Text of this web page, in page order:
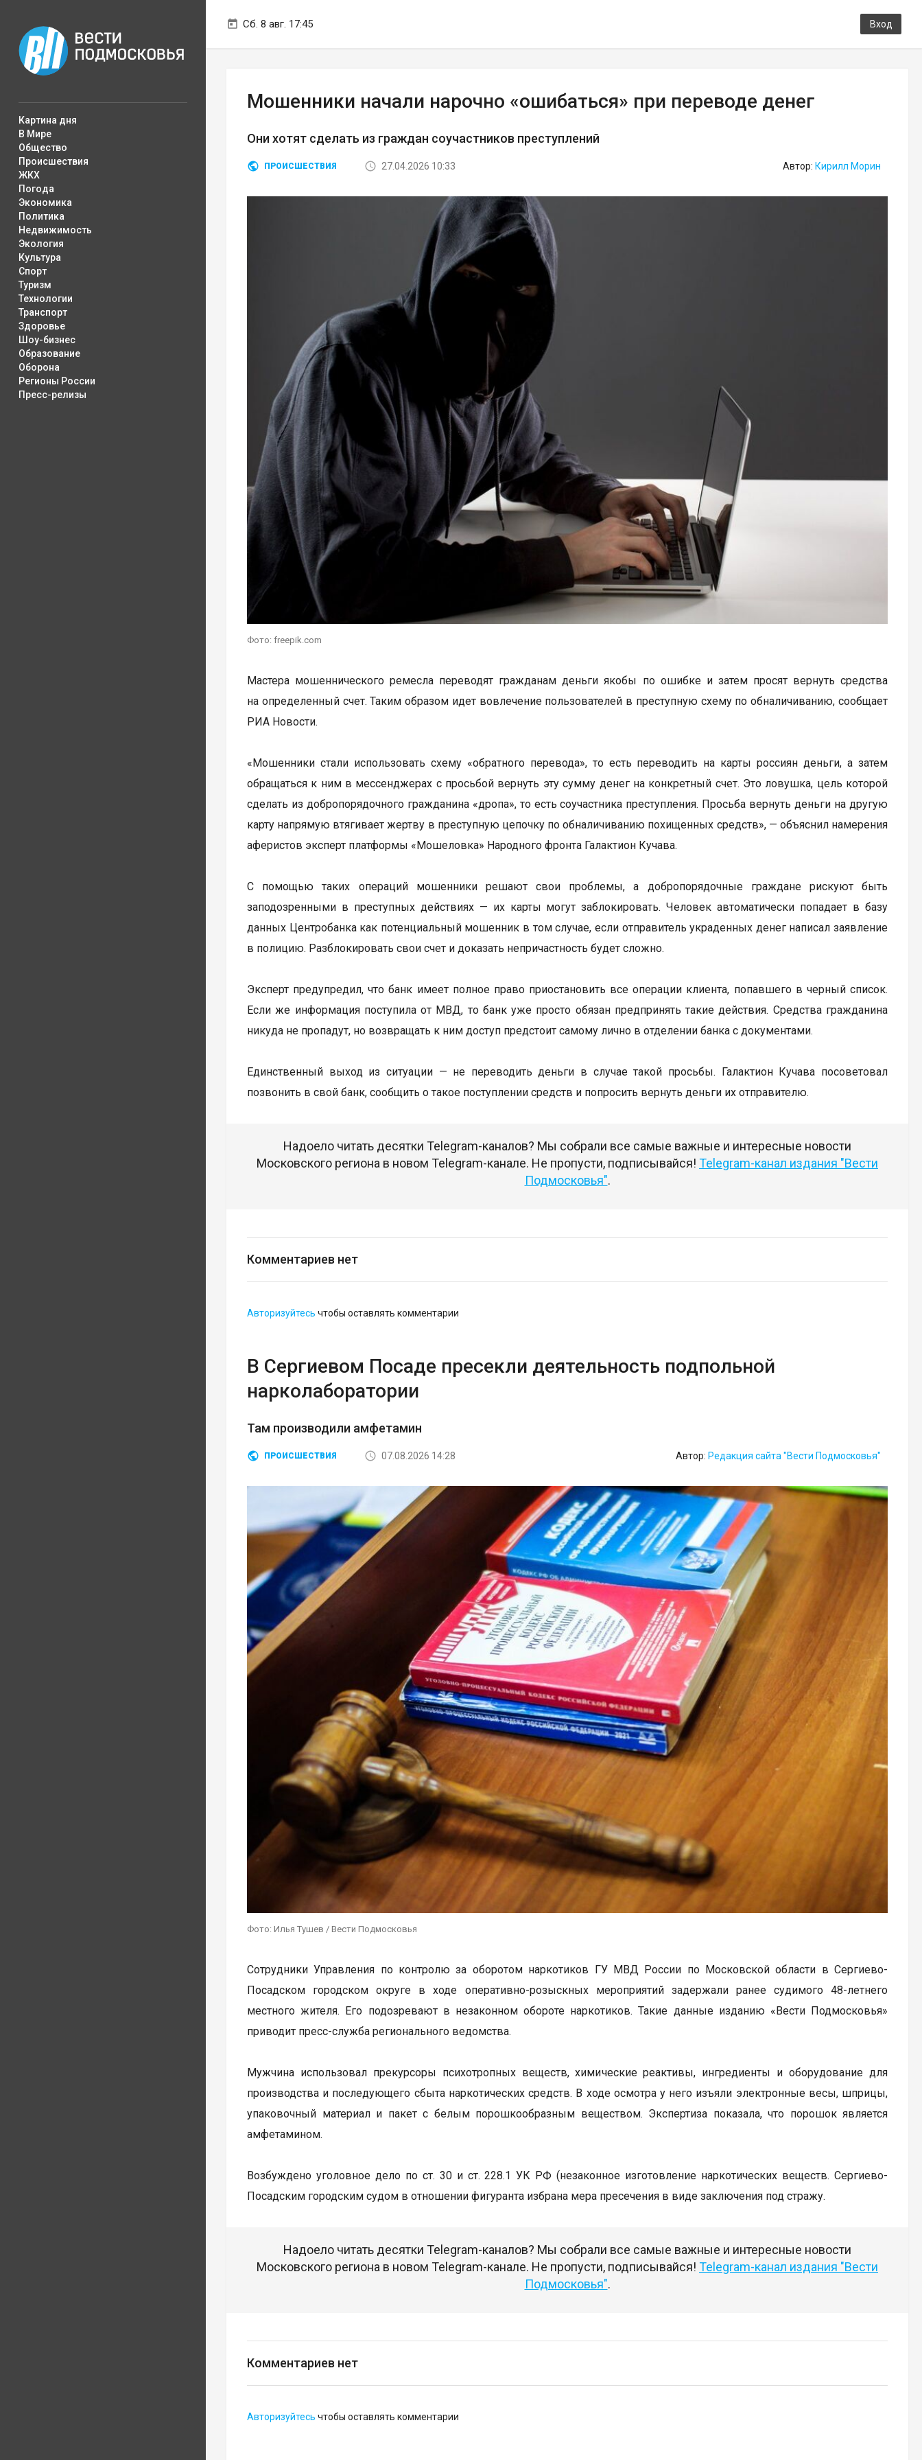
Сб. 8 авг. 17:45 Вход
Картина дня
В Мире
Общество
Происшествия
ЖКХ
Погода
Экономика
Политика
Недвижимость
Экология
Культура
Спорт
Туризм
Технологии
Транспорт
Здоровье
Шоу-бизнес
Образование
Оборона
Регионы России
Пресс-релизы
Мошенники начали нарочно «ошибаться» при переводе денег
Они хотят сделать из граждан соучастников преступлений
ПРОИСШЕСТВИЯ 27.04.2026 10:33 Автор: Кирилл Морин
Фото: freepik.com
Мастера мошеннического ремесла переводят гражданам деньги якобы по ошибке и затем просят вернуть средства
на определенный счет. Таким образом идет вовлечение пользователей в преступную схему по обналичиванию, сообщает
РИА Новости.
«Мошенники стали использовать схему «обратного перевода», то есть переводить на карты россиян деньги, а затем
обращаться к ним в мессенджерах с просьбой вернуть эту сумму денег на конкретный счет. Это ловушка, цель которой
сделать из добропорядочного гражданина «дропа», то есть соучастника преступления. Просьба вернуть деньги на другую
карту напрямую втягивает жертву в преступную цепочку по обналичиванию похищенных средств», — объяснил намерения
аферистов эксперт платформы «Мошеловка» Народного фронта Галактион Кучава.
С помощью таких операций мошенники решают свои проблемы, а добропорядочные граждане рискуют быть
заподозренными в преступных действиях — их карты могут заблокировать. Человек автоматически попадает в базу
данных Центробанка как потенциальный мошенник в том случае, если отправитель украденных денег написал заявление
в полицию. Разблокировать свои счет и доказать непричастность будет сложно.
Эксперт предупредил, что банк имеет полное право приостановить все операции клиента, попавшего в черный список.
Если же информация поступила от МВД, то банк уже просто обязан предпринять такие действия. Средства гражданина
никуда не пропадут, но возвращать к ним доступ предстоит самому лично в отделении банка с документами.
Единственный выход из ситуации — не переводить деньги в случае такой просьбы. Галактион Кучава посоветовал
позвонить в свой банк, сообщить о такое поступлении средств и попросить вернуть деньги их отправителю.
Надоело читать десятки Telegram-каналов? Мы собрали все самые важные и интересные новости
Московского региона в новом Telegram-канале. Не пропусти, подписывайся! Telegram-канал издания "Вести
Подмосковья".
Комментариев нет
Авторизуйтесь чтобы оставлять комментарии
В Сергиевом Посаде пресекли деятельность подпольной
нарколаборатории
Там производили амфетамин
ПРОИСШЕСТВИЯ 07.08.2026 14:28 Автор: Редакция сайта "Вести Подмосковья"
Фото: Илья Тушев / Вести Подмосковья
Сотрудники Управления по контролю за оборотом наркотиков ГУ МВД России по Московской области в Сергиево-
Посадском городском округе в ходе оперативно-розыскных мероприятий задержали ранее судимого 48-летнего
местного жителя. Его подозревают в незаконном обороте наркотиков. Такие данные изданию «Вести Подмосковья»
приводит пресс-служба регионального ведомства.
Мужчина использовал прекурсоры психотропных веществ, химические реактивы, ингредиенты и оборудование для
производства и последующего сбыта наркотических средств. В ходе осмотра у него изъяли электронные весы, шприцы,
упаковочный материал и пакет с белым порошкообразным веществом. Экспертиза показала, что порошок является
амфетамином.
Возбуждено уголовное дело по ст. 30 и ст. 228.1 УК РФ (незаконное изготовление наркотических веществ. Сергиево-
Посадским городским судом в отношении фигуранта избрана мера пресечения в виде заключения под стражу.
Надоело читать десятки Telegram-каналов? Мы собрали все самые важные и интересные новости
Московского региона в новом Telegram-канале. Не пропусти, подписывайся! Telegram-канал издания "Вести
Подмосковья".
Комментариев нет
Авторизуйтесь чтобы оставлять комментарии